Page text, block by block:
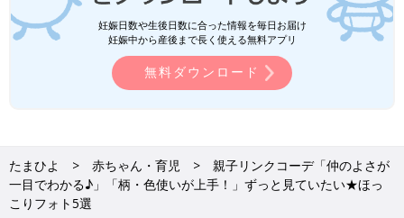
妊娠日数や生後日数に合った情報を毎日お届け
妊娠中から産後まで長く使える無料アプリ
無料ダウンロード
たまひよ 赤ちゃん・育児
親子リンクコーデ「仲のよさが
一目でわかる♪」「柄・色使いが上手！」ずっと見ていたい★ほっ
こりフォト5選